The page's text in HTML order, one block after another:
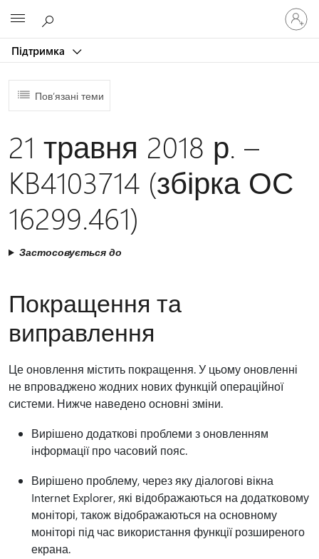
Підтримка
Увійдіть
свій
запис
Пов’язані теми
21 травня 2018 р. –
KB4103714 (збірка ОС
16299.461)
Застосовується до
Покращення та
виправлення
Це оновлення містить покращення. У цьому оновленні
не впроваджено жодних нових функцій операційної
системи. Нижче наведено основні зміни.
Вирішено додаткові проблеми з оновленням
інформації про часовий пояс.
Вирішено проблему, через яку діалогові вікна
Internet Explorer, які відображаються на додатковому
моніторі, також відображаються на основному
моніторі під час використання функції розширеного
екрана.